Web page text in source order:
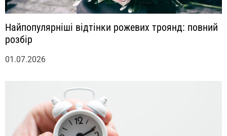
Найпопулярніші відтінки рожевих троянд: повний
розбір
01.07.2026